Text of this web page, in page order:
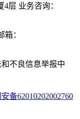
层 业务咨询：
箱：
不良信息举报中
备62010202002760